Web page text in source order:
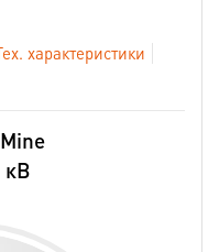
характеристики